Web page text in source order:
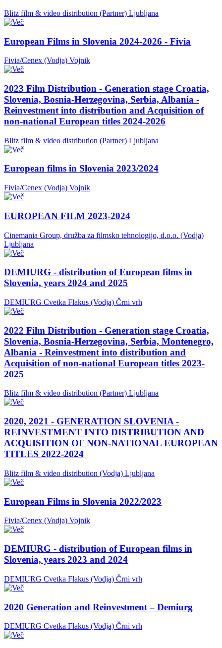
Blitz film & video distribution (Partner) Ljubljana
European Films in Slovenia 2024-2026 - Fivia
Fivia/Cenex (Vodja) Vojnik
2023 Film Distribution - Generation stage Croatia,
Slovenia, Bosnia-Herzegovina, Serbia, Albania -
Reinvestment into distribution and Acquisition of
non-national European titles 2024-2026
Blitz film & video distribution (Partner) Ljubljana
European films in Slovenia 2023/2024
Fivia/Cenex (Vodja) Vojnik
EUROPEAN FILM 2023-2024
Cinemania Group, družba za filmsko tehnologijo, d.o.o. (Vodja)
Ljubljana
DEMIURG - distribution of European films in
Slovenia, years 2024 and 2025
DEMIURG Cvetka Flakus (Vodja) Črni vrh
2022 Film Distribution - Generation stage Croatia,
Slovenia, Bosnia-Herzegovina, Serbia, Montenegro,
Albania - Reinvestment into distribution and
Acquisition of non-national European titles 2023-
2025
Blitz film & video distribution (Partner) Ljubljana
2020, 2021 - GENERATION SLOVENIA -
REINVESTMENT INTO DISTRIBUTION AND
ACQUISITION OF NON-NATIONAL EUROPEAN
TITLES 2022-2024
Blitz film & video distribution (Vodja) Ljubljana
European Films in Slovenia 2022/2023
Fivia/Cenex (Vodja) Vojnik
DEMIURG - distribution of European films in
Slovenia, years 2023 and 2024
DEMIURG Cvetka Flakus (Vodja) Črni vrh
2020 Generation and Reinvestment – Demiurg
DEMIURG Cvetka Flakus (Vodja) Črni vrh